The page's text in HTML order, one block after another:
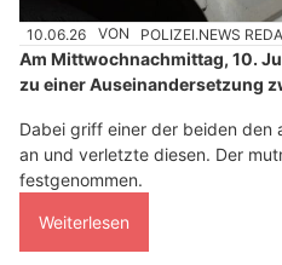
10.06.26 VON POLIZEI.NEWS
Am Mittwochnachmittag, 10.
zu einer Auseinandersetzung
Dabei griff einer der beiden den
an und verletzte diesen. Der
festgenommen.
Weiterlesen